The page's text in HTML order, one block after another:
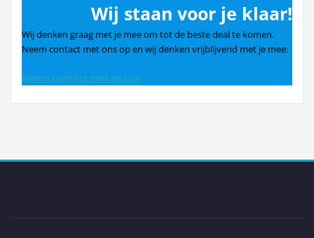
Wij staan voor je klaar!
Wij denken graag met je mee om tot de beste deal te komen.
Neem contact met ons op en wij denken vrijblijvend met je mee:
Neem contact met ons op!